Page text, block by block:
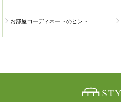
お部屋コーディネートのヒント